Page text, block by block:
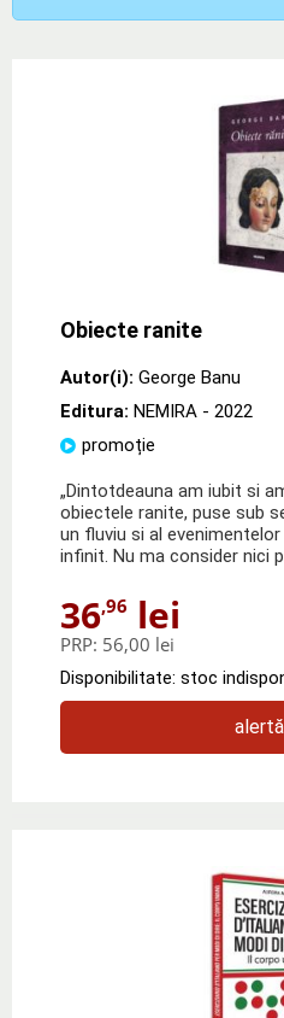
Obiecte ranite
Autor(i): George Banu
Editura: NEMIRA - 2022
promoție
„Dintotdeauna am iubit si
obiectele ranite, puse sub
un fluviu si al
infinit. Nu ma consider nici
36,96 lei
PRP: 56,00 lei
Disponibilitate: stoc